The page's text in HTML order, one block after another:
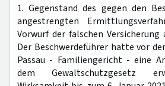
1. Gegenstand des gegen den
angestrengten
Vorwurf der falschen
Der Beschwerdeführer hatte vor
Passau - Familiengericht - eine
dem Gewaltschutzgesetz